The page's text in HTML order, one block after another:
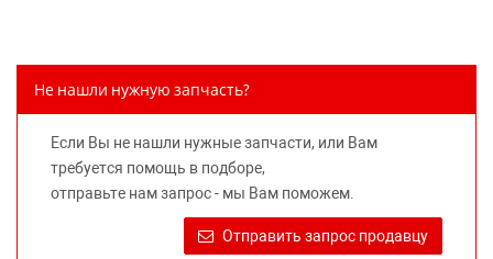
предлагаемых к продаже запасных частей для
правообладателей указанных товарных знаков.
Требование предоставлять покупателю необходимую и
достоверную информацию о товаре, предлагаемом к
продаже, обеспечивающую возможность их правильного
выбора возложено на продавца (изготовителя) Законом
Не нашли нужную запчасть?
Если Вы не нашли нужные запчасти, или Вам
требуется помощь в подборе,
отправьте нам запрос - мы Вам поможем.
Отправить запрос продавцу